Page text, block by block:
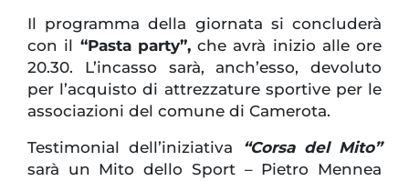
Il programma della giornata si concluderà
con il “Pasta party”, che avrà inizio alle ore
20.30. L’incasso sarà, anch’esso, devoluto
per l’acquisto di attrezzature sportive per le
associazioni del comune di Camerota.
Testimonial dell’iniziativa
“Corsa del Mito”
sarà un Mito dello Sport – Pietro Mennea